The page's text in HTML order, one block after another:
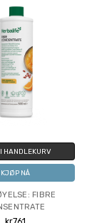
HANDLEKURV
KJØP NÅ
FIBRE